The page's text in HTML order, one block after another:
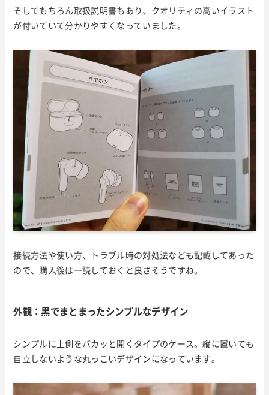
そしてもちろん取扱説明書もあり、クオリティの高いイラスト
が付いていて分かりやすくなっていました。
接続方法や使い方、トラブル時の対処法なども記載してあった
ので、購入後は一読しておくと良さそうですね。
外観：黒でまとまったシンプルなデザイン
シンプルに上側をパカッと開くタイプのケース。縦に置いても
自立しないような丸っこいデザインになっています。